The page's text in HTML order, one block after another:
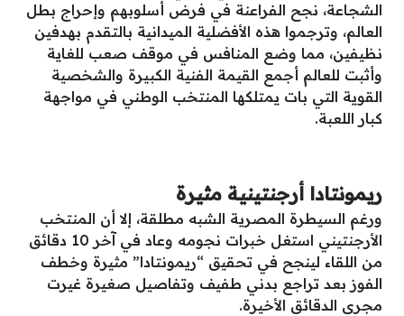
الشجاعة، نجح الفراعنة في فرض أسلوبهم وإحراج بطل
العالم، وترجموا هذه الأفضلية الميدانية بالتقدم بهدفين
نظيفين، مما وضع المنافس في موقف صعب للغاية
وأثبت للعالم أجمع القيمة الفنية الكبيرة والشخصية
القوية التي بات يمتلكها المنتخب الوطني في مواجهة
كبار اللعبة.
ريمونتادا أرجنتينية مثيرة
ورغم السيطرة المصرية الشبه مطلقة، إلا أن المنتخب
الأرجنتيني استغل خبرات نجومه وعاد في آخر 10 دقائق
من اللقاء لينجح في تحقيق “ريمونتادا” مثيرة وخطف
الفوز بعد تراجع بدني طفيف وتفاصيل صغيرة غيرت
مجرى الدقائق الأخيرة.